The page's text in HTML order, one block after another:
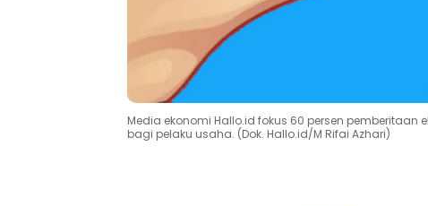
Media ekonomi Hallo.id fokus 60 persen
bagi pelaku usaha. (Dok. Hallo.id/M Rifai Azhari)